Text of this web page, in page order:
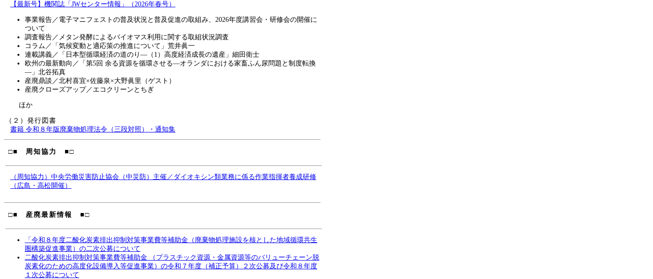
【最新号】機関誌「JWセンター情報」（2026年春号）
事業報告／電子マニフェストの普及状況と普及促進の取組み、2026年度講習会・研修会の開催に
ついて
調査報告／メタン発酵によるバイオマス利用に関する取組状況調査
コラム／「気候変動と適応策の推進について」荒井眞一
連載講義／「日本型循環経済の道のり―（1）高度経済成長の遺産」細田衛士
欧州の最新動向／「第5回 余る資源を循環させる―オランダにおける家畜ふん尿問題と制度転換
―」北谷拓真
産廃鼎談／北村喜宜×佐藤泉×大野眞里（ゲスト）
産廃クローズアップ／エコクリーンとちぎ
ほか
（２）発行図書
書籍 令和８年版廃棄物処理法令（三段対照）・通知集
□■ 周知協力 ■□
（周知協力）中央労働災害防止協会（中災防）主催／ダイオキシン類業務に係る作業指揮者養成研修
（広島・高松開催）
□■ 産廃最新情報 ■□
「令和８年度二酸化炭素排出抑制対策事業費等補助金（廃棄物処理施設を核とした地域循環共生
圏構築促進事業）の二次公募について
二酸化炭素排出抑制対策事業費等補助金 （プラスチック資源・金属資源等のバリューチェーン脱
炭素化のための高度化設備導入等促進事業）の令和７年度（補正予算）２次公募及び令和８年度
１次公募について